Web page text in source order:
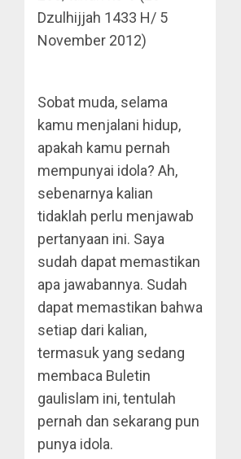
Dzulhijjah 1433 H/ 5
November 2012)
Sobat muda, selama
kamu menjalani hidup,
apakah kamu pernah
mempunyai idola? Ah,
sebenarnya kalian
tidaklah perlu menjawab
pertanyaan ini. Saya
sudah dapat memastikan
apa jawabannya. Sudah
dapat memastikan bahwa
setiap dari kalian,
termasuk yang sedang
membaca Buletin
gaulislam ini, tentulah
pernah dan sekarang pun
punya idola.